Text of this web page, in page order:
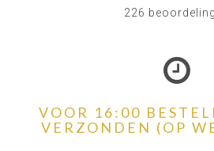
226
VOOR 16:00
VERZONDEN (OP